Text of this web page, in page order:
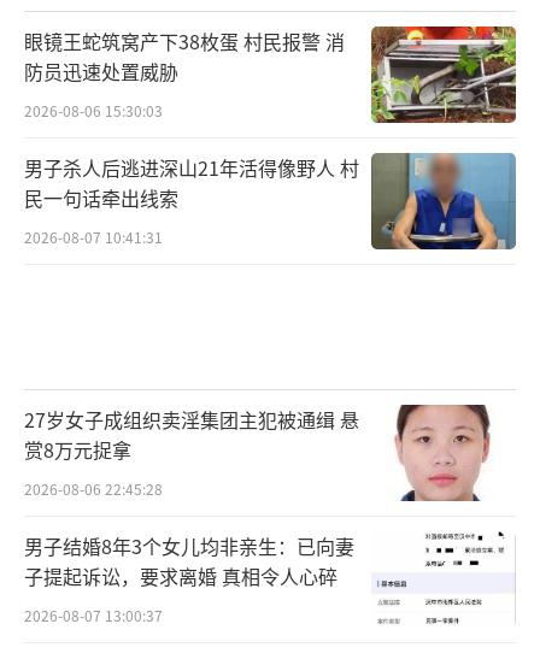
眼镜王蛇筑窝产下38枚蛋 村民报警 消
防员迅速处置威胁
2026-08-06 15:30:03
男子杀人后逃进深山21年活得像野人 村
民一句话牵出线索
2026-08-07 10:41:31
27岁女子成组织卖淫集团主犯被通缉 悬
赏8万元捉拿
2026-08-06 22:45:28
男子结婚8年3个女儿均非亲生：已向妻
子提起诉讼，要求离婚 真相令人心碎
2026-08-07 13:00:37